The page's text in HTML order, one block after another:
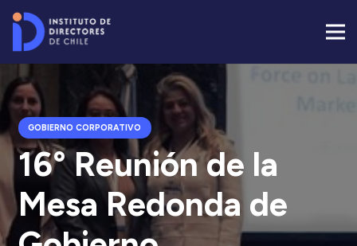
GOBIERNO CORPORATIVO
16° Reunión de la
Mesa Redonda de